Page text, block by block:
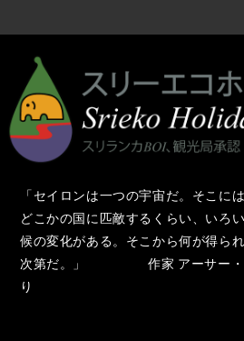
「セイロンは一つの宇宙だ。そこに
どこかの国に匹敵するくらい、いろ
候の変化がある。そこから何が得ら
次第だ。」 作家 アーサー・C
り